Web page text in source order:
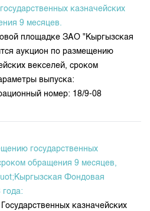
казначейских
9 месяцев.
площадке ЗАО "Кыргызская
аукцион по размещению
векселей, сроком
выпуска:
номер: 18/9-08
государственных
обращения 9 месяцев,
Фондовая
казначейских